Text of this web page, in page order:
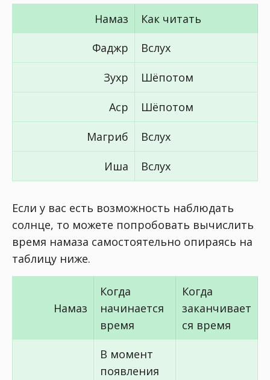
Намаз
Как читать
Фаджр
Вслух
Зухр Шёпотом
Аср Шёпотом
Магриб Вслух
Иша Вслух
Если у вас есть возможность наблюдать
солнце, то можете попробовать вычислить
время намаза самостоятельно опираясь на
таблицу ниже.
Намаз
Когда
начинается
время
Когда
заканчивает
ся время
В момент
появления